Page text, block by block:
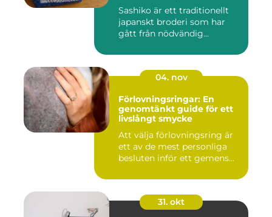
Sashiko är ett traditionellt
japanskt broderi som har
gått från nödvändig...
04. nov
Förlovningsringar: En
genomtänkt guide för ett
livslångt smycke
Att välja förlovningsring är
ett av de mest personliga
besluten inför ett gemens...
31. okt